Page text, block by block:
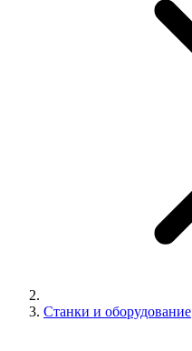
Станки и оборудование